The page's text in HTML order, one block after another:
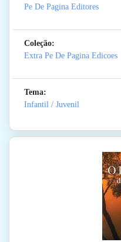
Pe De Pagina Editores
Coleção:
Extra Pe De Pagina Edicoes
Tema:
Infantil / Juvenil